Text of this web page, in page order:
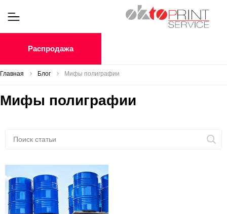
Распродажа
Главная Блог Мифы полиграфии
Мифы полиграфии